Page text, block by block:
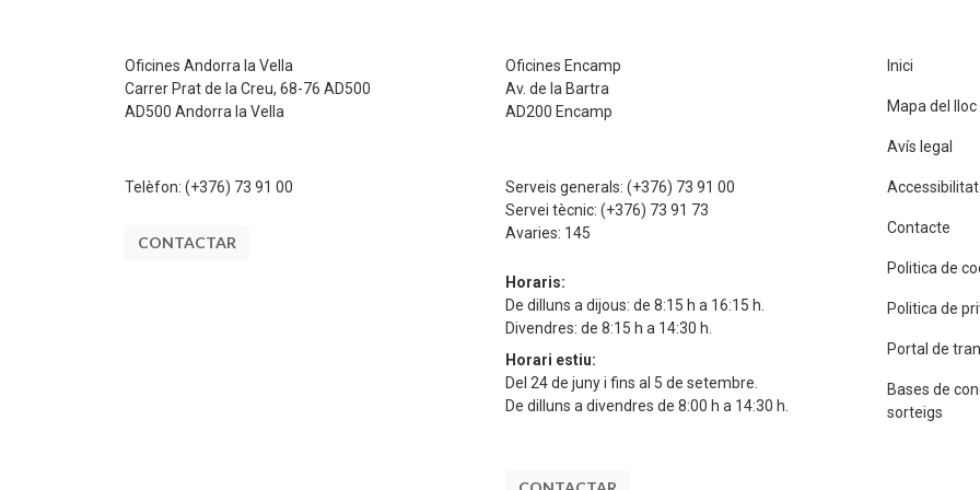
Oficines Andorra la Vella
Carrer Prat de la Creu, 68-76 AD500
AD500 Andorra la Vella
Telèfon: (+376) 73 91 00
CONTACTAR
Oficines Encamp
Av. de la Bartra
AD200 Encamp
Serveis generals:(+376) 73 91 00
Servei tècnic:(+376) 73 91 73
Avaries: 145
Horaris:
De dilluns a dijous: de 8:15 h a 16:15 h.
Divendres: de 8:15 h a 14:30 h.
Horari estiu:
Del 24 de juny i fins al 5 de setembre.
De dilluns a divendres de 8:00 h a 14:30 h.
Inici
Mapa del lloc
Avís legal
Accessibilitat
Contacte
Politica de
Politica de
Portal de
Bases de
sorteigs